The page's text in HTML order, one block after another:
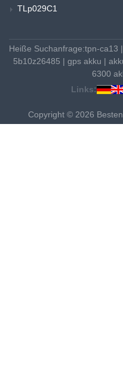
TLp029C1
Heiße Suchanfrage:tpn-ca13 |
5b10z26485 | gps akku |
6300
Links:
Copyright © 2026